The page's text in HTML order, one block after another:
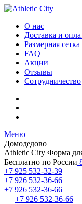
О нас
Доставка и
Размерная сетка
FAQ
Акции
Отзывы
Сотрудничество
Меню
Домодедово
Athletic City Форма
Бесплатно по России
+7 925 532-32-39
+7 926 532-36-66
+7 926 532-36-66
+7 926 532-36-66